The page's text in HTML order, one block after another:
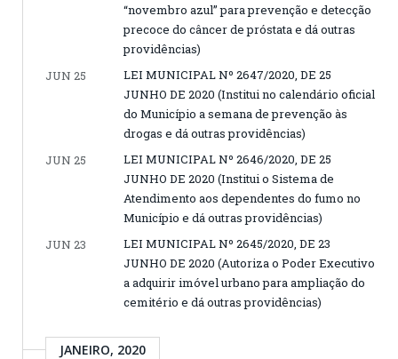
“novembro azul” para prevenção e detecção
precoce do câncer de próstata e dá outras
providências)
JUN 25
LEI MUNICIPAL Nº 2647/2020, DE 25
JUNHO DE 2020 (Institui no calendário oficial
do Município a semana de prevenção às
drogas e dá outras providências)
JUN 25
LEI MUNICIPAL Nº 2646/2020, DE 25
JUNHO DE 2020 (Institui o Sistema de
Atendimento aos dependentes do fumo no
Município e dá outras providências)
JUN 23
LEI MUNICIPAL Nº 2645/2020, DE 23
JUNHO DE 2020 (Autoriza o Poder Executivo
a adquirir imóvel urbano para ampliação do
cemitério e dá outras providências)
JANEIRO, 2020